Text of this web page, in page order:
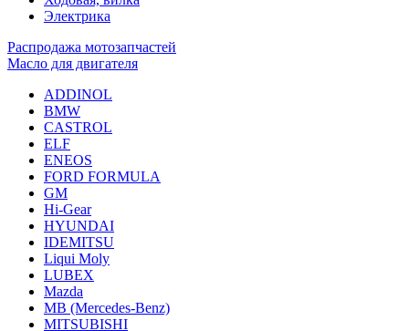
Электрика
Распродажа мотозапчастей
Масло для двигателя
ADDINOL
BMW
CASTROL
ELF
ENEOS
FORD FORMULA
GM
Hi-Gear
HYUNDAI
IDEMITSU
Liqui Moly
LUBEX
Mazda
MB (Mercedes-Вenz)
MITSUBISHI